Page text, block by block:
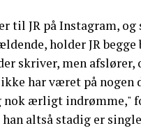
til JR på Instagram, og
holder JR begge
skriver, men afslører,
har været på nogen
nok ærligt indrømme,"
altså stadig er